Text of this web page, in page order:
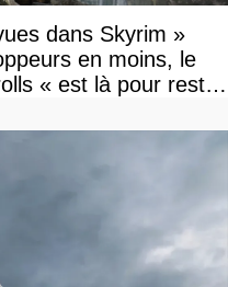
dans Skyrim »
en moins, le
« est là pour rester